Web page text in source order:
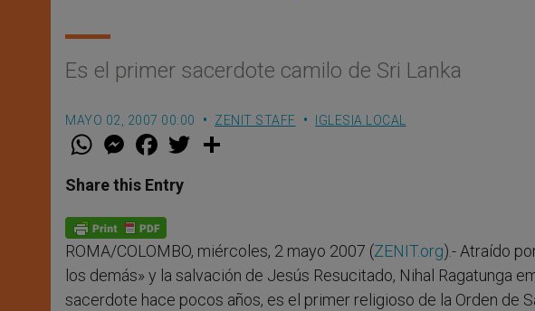
Es el primer sacerdote camilo de Sri Lanka
MAYO 02, 2007 00:00 ZENIT STAFF IGLESIA LOCAL
W
t
s
p
p
M
e
s
e
g
e
r
F
a
e
b
o
k
w
Share this Entry
ROMA/COLOMBO, miércoles, 2 mayo 2007 (ZENIT.org).- Atraído
los demás» y la salvación de Jesús Resucitado, Nihal Ragatunga
sacerdote hace pocos años, es el primer religioso de la Orden de